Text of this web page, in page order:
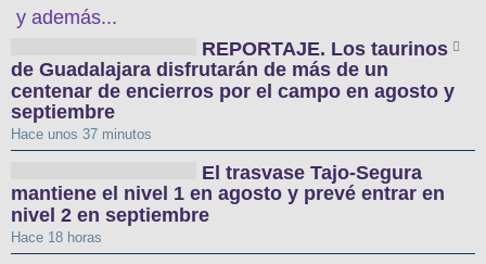
y además...
REPORTAJE. Los taurinos
de Guadalajara disfrutarán de más de un
centenar de encierros por el campo en agosto y
septiembre
Hace unos 37 minutos
El trasvase Tajo-Segura
mantiene el nivel 1 en agosto y prevé entrar en
nivel 2 en septiembre
Hace 18 horas